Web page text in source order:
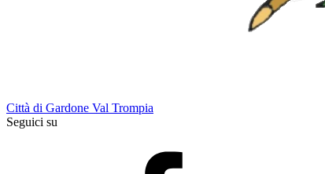
Città di Gardone Val Trompia
Seguici su